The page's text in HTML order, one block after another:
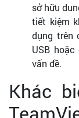
sở hữu
tiết kiệm
dụng trên
USB
vấn đề.
Khác